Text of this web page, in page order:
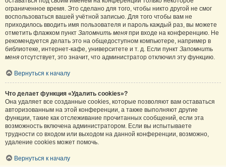
ограниченное время. Это сделано для того, чтобы никто другой не смог
воспользоваться вашей учётной записью. Для того чтобы вам не
приходилось вводить имя пользователя и пароль каждый раз, вы можете
отметить флажком пункт Запомнить меня при входе на конференцию. Не
рекомендуется делать это на общедоступном компьютере, например в
библиотеке, интернет-кафе, университете и т. д. Если пункт Запомнить
меня отсутствует, это значит, что администратор отключил эту функцию.
Вернуться к началу
Что делает функция «Удалить cookies»?
Она удаляет все созданные cookies, которые позволяют вам оставаться
авторизованным на этой конференции, а также выполняют другие
функции, такие как отслеживание прочитанных сообщений, если эта
возможность включена администратором. Если вы испытываете
трудности со входом или выходом на данной конференции, возможно,
удаление cookies может помочь.
Вернуться к началу